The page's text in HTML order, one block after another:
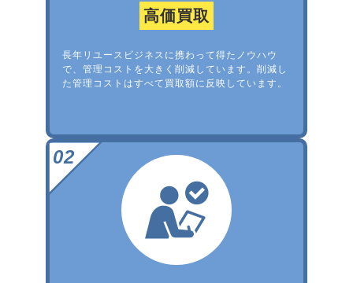
高価買取
長年リユースビジネスに携わって得たノウハウ
で、管理コストを大きく削減しています。削減し
た管理コストはすべて買取額に反映しています。